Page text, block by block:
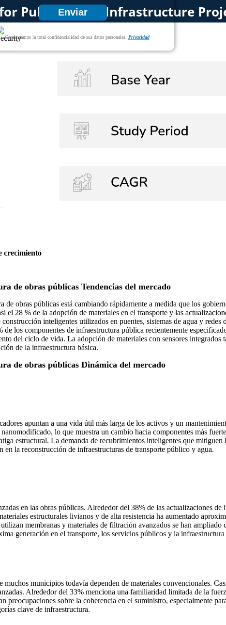
Enviar
Garantizamos la total confidencialidad de sus datos personales. Privacidad
crecimiento
de obras públicas Tendencias del mercado
obras públicas está cambiando rápidamente a medida que los
el 28 % de la adopción de materiales en el transporte y las
inteligentes utilizados en puentes, sistemas de agua y
los componentes de infraestructura pública recientemente
del ciclo de vida. La adopción de materiales con sensores
de la infraestructura básica.
de obras públicas Dinámica del mercado
apuntan a una vida útil más larga de los activos y un
lo que muestra un cambio hacia componentes más
estructural. La demanda de recubrimientos inteligentes que
en la reconstrucción de infraestructuras de transporte público y agua.
en las obras públicas. Alrededor del 38% de las actualizaciones de
estructurales livianos y de alta resistencia ha aumentado
membranas y materiales de filtración avanzados se han
generación en el transporte, los servicios públicos y la
municipios todavía dependen de materiales convencionales.
Alrededor del 33% menciona una familiaridad limitada de la
preocupaciones sobre la coherencia en el suministro, especialmente
clave de infraestructura.